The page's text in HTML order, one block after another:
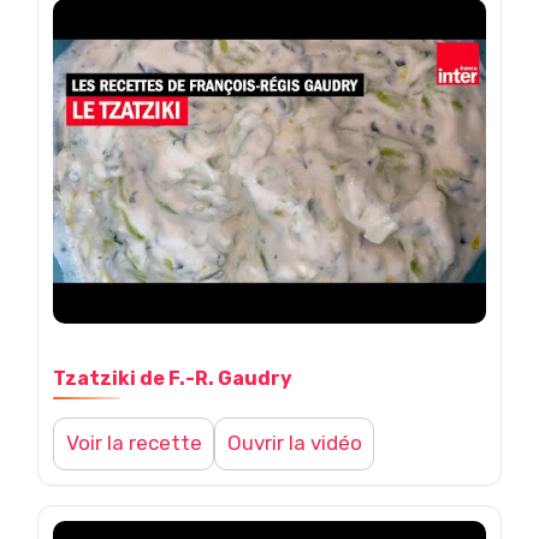
e
:
M
o
s
s
a
Tzatziki de F.-R. Gaudry
Voir la recette Ouvrir la vidéo